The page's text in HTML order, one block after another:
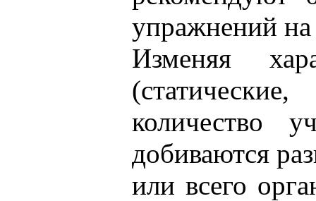
упражнений
Изменяя
количество
добиваются
или всего